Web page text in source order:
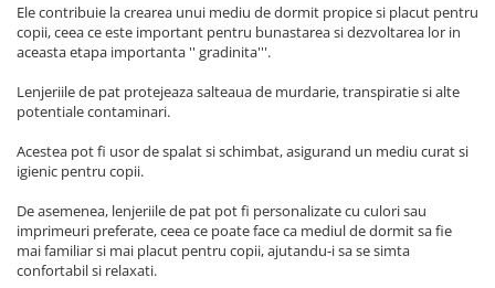
Ele contribuie la crearea unui mediu de dormit propice si placut pentru
copii, ceea ce este important pentru bunastarea si dezvoltarea lor in
aceasta etapa importanta '' gradinita'''.
Lenjeriile de pat protejeaza salteaua de murdarie, transpiratie si alte
potentiale contaminari.
Acestea pot fi usor de spalat si schimbat, asigurand un mediu curat si
igienic pentru copii.
De asemenea, lenjeriile de pat pot fi personalizate cu culori sau
imprimeuri preferate, ceea ce poate face ca mediul de dormit sa fie
mai familiar si mai placut pentru copii, ajutandu-i sa se simta
confortabil si relaxati.